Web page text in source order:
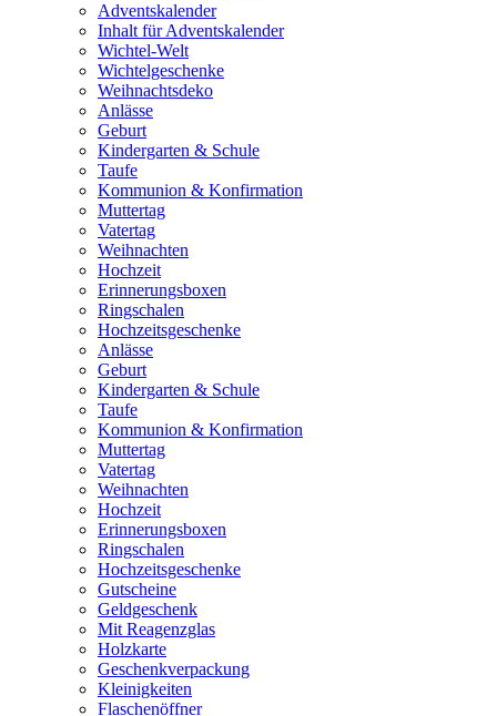
Adventskalender
Inhalt für Adventskalender
Wichtel-Welt
Wichtelgeschenke
Weihnachtsdeko
Anlässe
Geburt
Kindergarten & Schule
Taufe
Kommunion & Konfirmation
Muttertag
Vatertag
Weihnachten
Hochzeit
Erinnerungsboxen
Ringschalen
Hochzeitsgeschenke
Anlässe
Geburt
Kindergarten & Schule
Taufe
Kommunion & Konfirmation
Muttertag
Vatertag
Weihnachten
Hochzeit
Erinnerungsboxen
Ringschalen
Hochzeitsgeschenke
Gutscheine
Geldgeschenk
Mit Reagenzglas
Holzkarte
Geschenkverpackung
Kleinigkeiten
Flaschenöffner